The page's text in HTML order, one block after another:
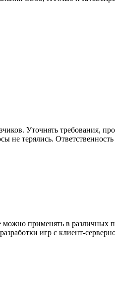
Уточнять требования,
не терялись.
применять в различных
игр с клиент-